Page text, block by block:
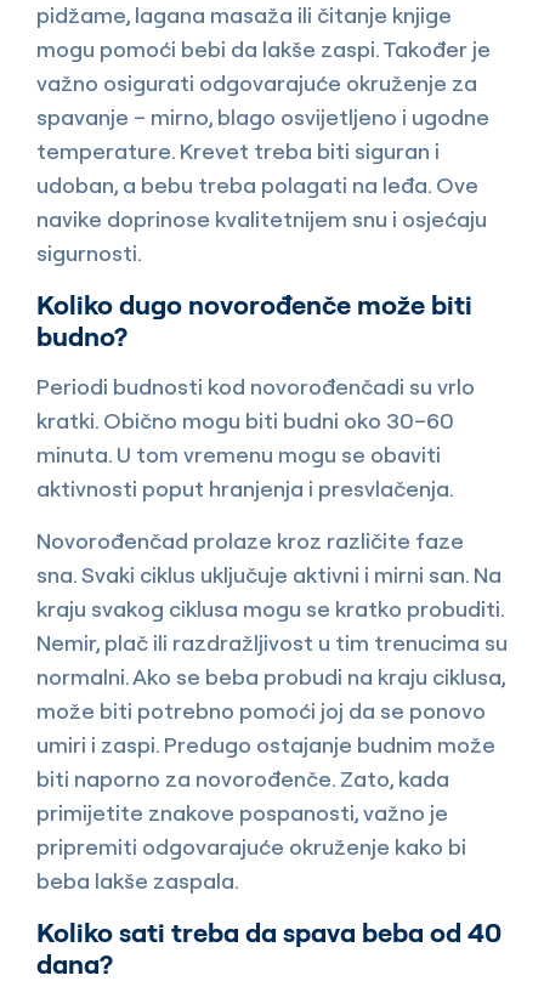
pidžame, lagana masaža ili čitanje knjige
mogu pomoći bebi da lakše zaspi. Također je
važno osigurati odgovarajuće okruženje za
spavanje – mirno, blago osvijetljeno i ugodne
temperature. Krevet treba biti siguran i
udoban, a bebu treba polagati na leđa. Ove
navike doprinose kvalitetnijem snu i osjećaju
sigurnosti.
Koliko dugo novorođenče može biti
budno?
Periodi budnosti kod novorođenčadi su vrlo
kratki. Obično mogu biti budni oko 30–60
minuta. U tom vremenu mogu se obaviti
aktivnosti poput hranjenja i presvlačenja.
Novorođenčad prolaze kroz različite faze
sna. Svaki ciklus uključuje aktivni i mirni san. Na
kraju svakog ciklusa mogu se kratko probuditi.
Nemir, plač ili razdražljivost u tim trenucima su
normalni. Ako se beba probudi na kraju ciklusa,
može biti potrebno pomoći joj da se ponovo
umiri i zaspi. Predugo ostajanje budnim može
biti naporno za novorođenče. Zato, kada
primijetite znakove pospanosti, važno je
pripremiti odgovarajuće okruženje kako bi
beba lakše zaspala.
Koliko sati treba da spava beba od 40
dana?